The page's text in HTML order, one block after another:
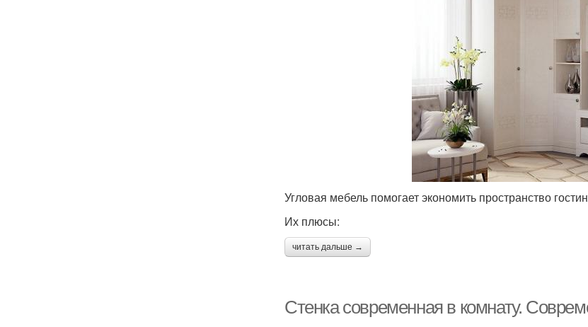
Угловая мебель помогает экономить пространство
Их плюсы:
читать дальше →
Стенка современная в комнату.